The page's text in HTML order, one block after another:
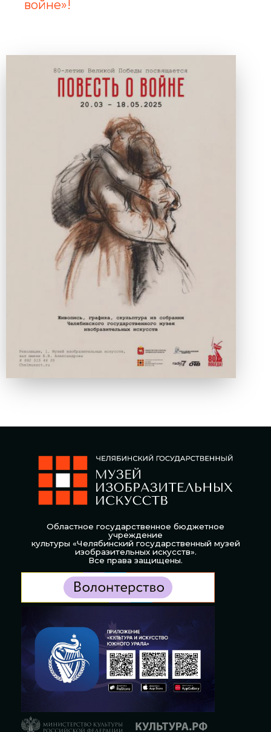
войне»!
Областное государственное бюджетное
учреждение
культуры «Челябинский государственный музей
изобразительных искусств».
Все права защищены.